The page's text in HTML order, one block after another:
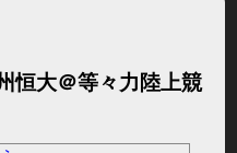
恒大＠等々力陸上競